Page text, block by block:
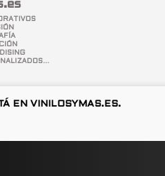
EN VINILOSYMAS.ES.